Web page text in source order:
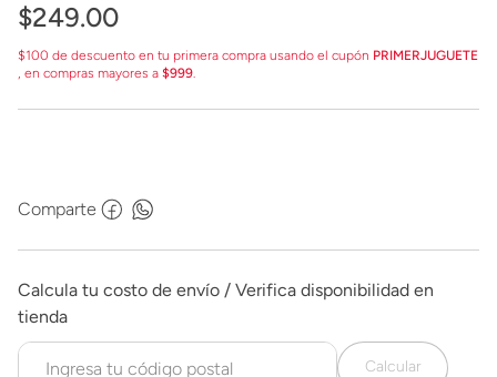
$249.00
$100 de descuento en tu primera compra usando el cupón PRIMERJUGUETE
, en compras mayores a $999.
Comparte
Calcular